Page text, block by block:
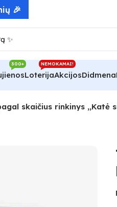
300+
Loterija
NEMOKAMAI!
AkcijosDidmena
skaičius rinkinys ,,Katė
🎉